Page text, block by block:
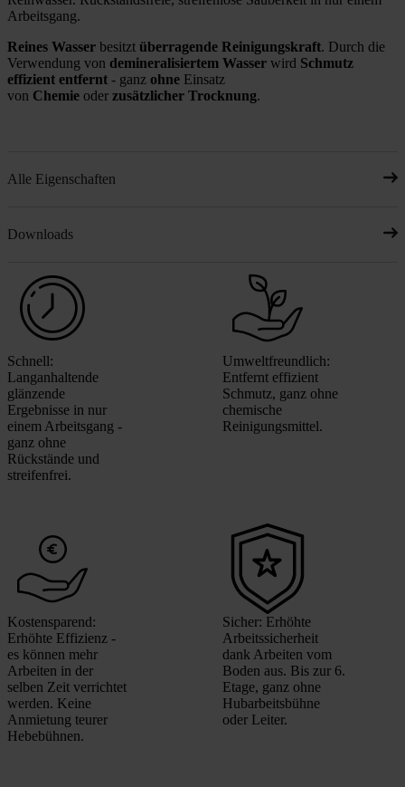
Arbeitsgang.
Reines Wasser besitzt überragende Reinigungskraft. Durch die
Verwendung von demineralisiertem Wasser wird Schmutz
effizient entfernt - ganz ohne Einsatz
von Chemie oder zusätzlicher Trocknung.
Alle Eigenschaften
Downloads
Schnell:
Langanhaltende
glänzende
Ergebnisse in nur
einem Arbeitsgang -
ganz ohne
Rückstände und
streifenfrei.
Umweltfreundlich:
Entfernt effizient
Schmutz, ganz ohne
chemische
Reinigungsmittel.
Kostensparend:
Erhöhte Effizienz -
es können mehr
Arbeiten in der
selben Zeit verrichtet
werden. Keine
Anmietung teurer
Hebebühnen.
Sicher: Erhöhte
Arbeitssicherheit
dank Arbeiten vom
Boden aus. Bis zur 6.
Etage, ganz ohne
Hubarbeitsbühne
oder Leiter.